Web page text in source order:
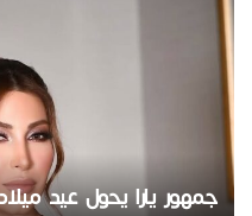
جمهور يارا يحول عيد